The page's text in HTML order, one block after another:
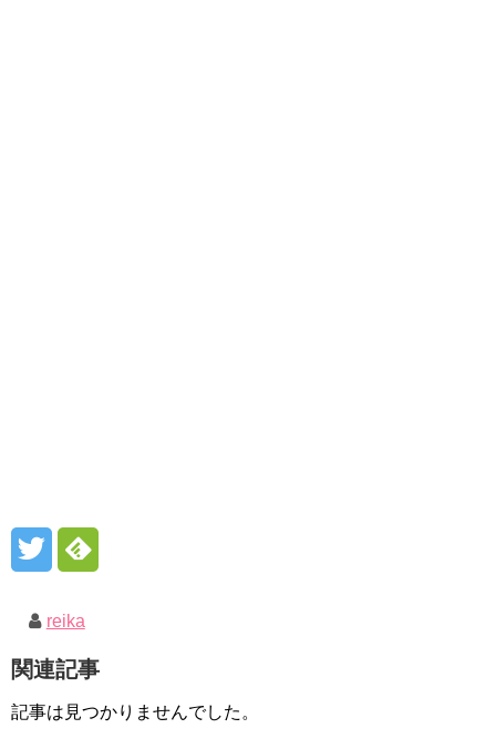
reika
関連記事
記事は見つかりませんでした。